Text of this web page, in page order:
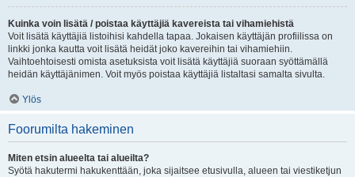
Kuinka voin lisätä / poistaa käyttäjiä kavereista tai vihamiehistä
Voit lisätä käyttäjiä listoihisi kahdella tapaa. Jokaisen käyttäjän profiilissa on
linkki jonka kautta voit lisätä heidät joko kavereihin tai vihamiehiin.
Vaihtoehtoisesti omista asetuksista voit lisätä käyttäjiä suoraan syöttämällä
heidän käyttäjänimen. Voit myös poistaa käyttäjiä listaltasi samalta sivulta.
Ylös
Foorumilta hakeminen
Miten etsin alueelta tai alueilta?
Syötä hakutermi hakukenttään, joka sijaitsee etusivulla, alueen tai viestiketjun